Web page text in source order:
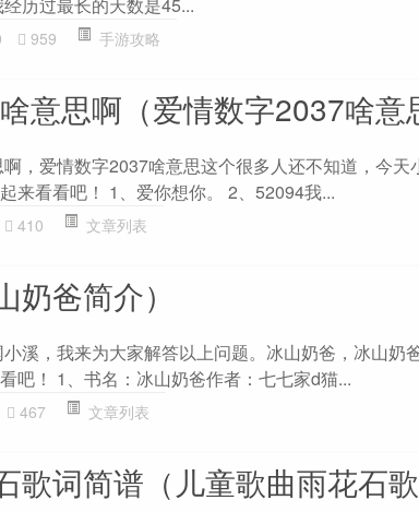
959 手游攻略
意思啊（爱情数字2037啥意
，爱情数字2037啥意思这个很多人还不知道，今天
来看看吧！ 1、爱你想你。 2、52094我...
410 文章列表
爸简介）
溪，我来为大家解答以上问题。冰山奶爸，冰山奶
吧！ 1、书名：冰山奶爸作者：七七家d猫...
467 文章列表
歌词简谱（儿童歌曲雨花石歌